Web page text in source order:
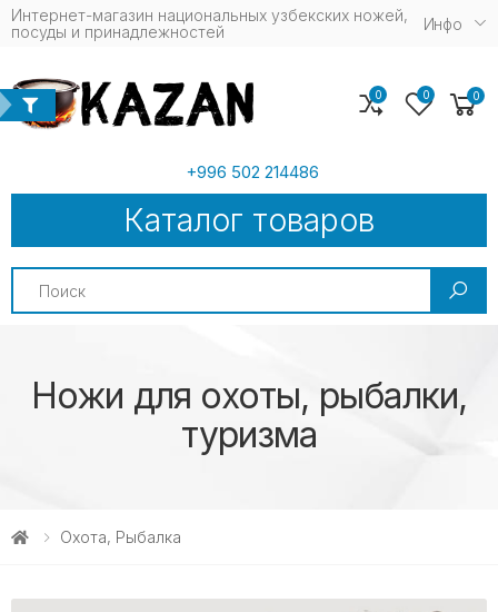
Интернет-магазин национальных узбекских ножей,
посуды и принадлежностей
Инфо
+996 502 214486
Каталог товаров
Search
0 0 0
Ножи для охоты, рыбалки,
туризма
Охота, Рыбалка